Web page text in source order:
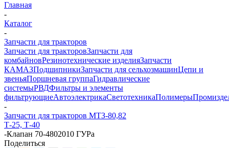
Главная
-
Каталог
-
Запчасти для тракторов
Запчасти для тракторовЗапчасти для
комбайновРезинотехнические изделияЗапчасти
КАМАЗПодшипникиЗапчасти для сельхозмашинЦепи и
звеньяПоршневая группаГидравлические
системыРВДФильтры и элементы
фильтрующиеАвтоэлектрикаСветотехникаПолимеры
-
Запчасти для тракторов МТЗ-80,82
Т-25, Т-40
-Клапан 70-4802010 ГУРа
Поделиться